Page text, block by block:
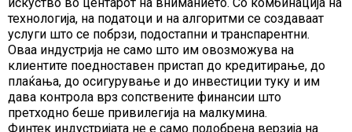
технологија, на податоци и на алгоритми се создаваат
услуги што се побрзи, подостапни и транспарентни.
Оваа индустрија не само што им овозможува на
клиентите поедноставен пристап до кредитирање, до
плаќања, до осигурување и до инвестиции туку и им
дава контрола врз сопствените финансии што
претходно беше привилегија на малкумина.
Финтек индустријата не е само подобрена верзија на